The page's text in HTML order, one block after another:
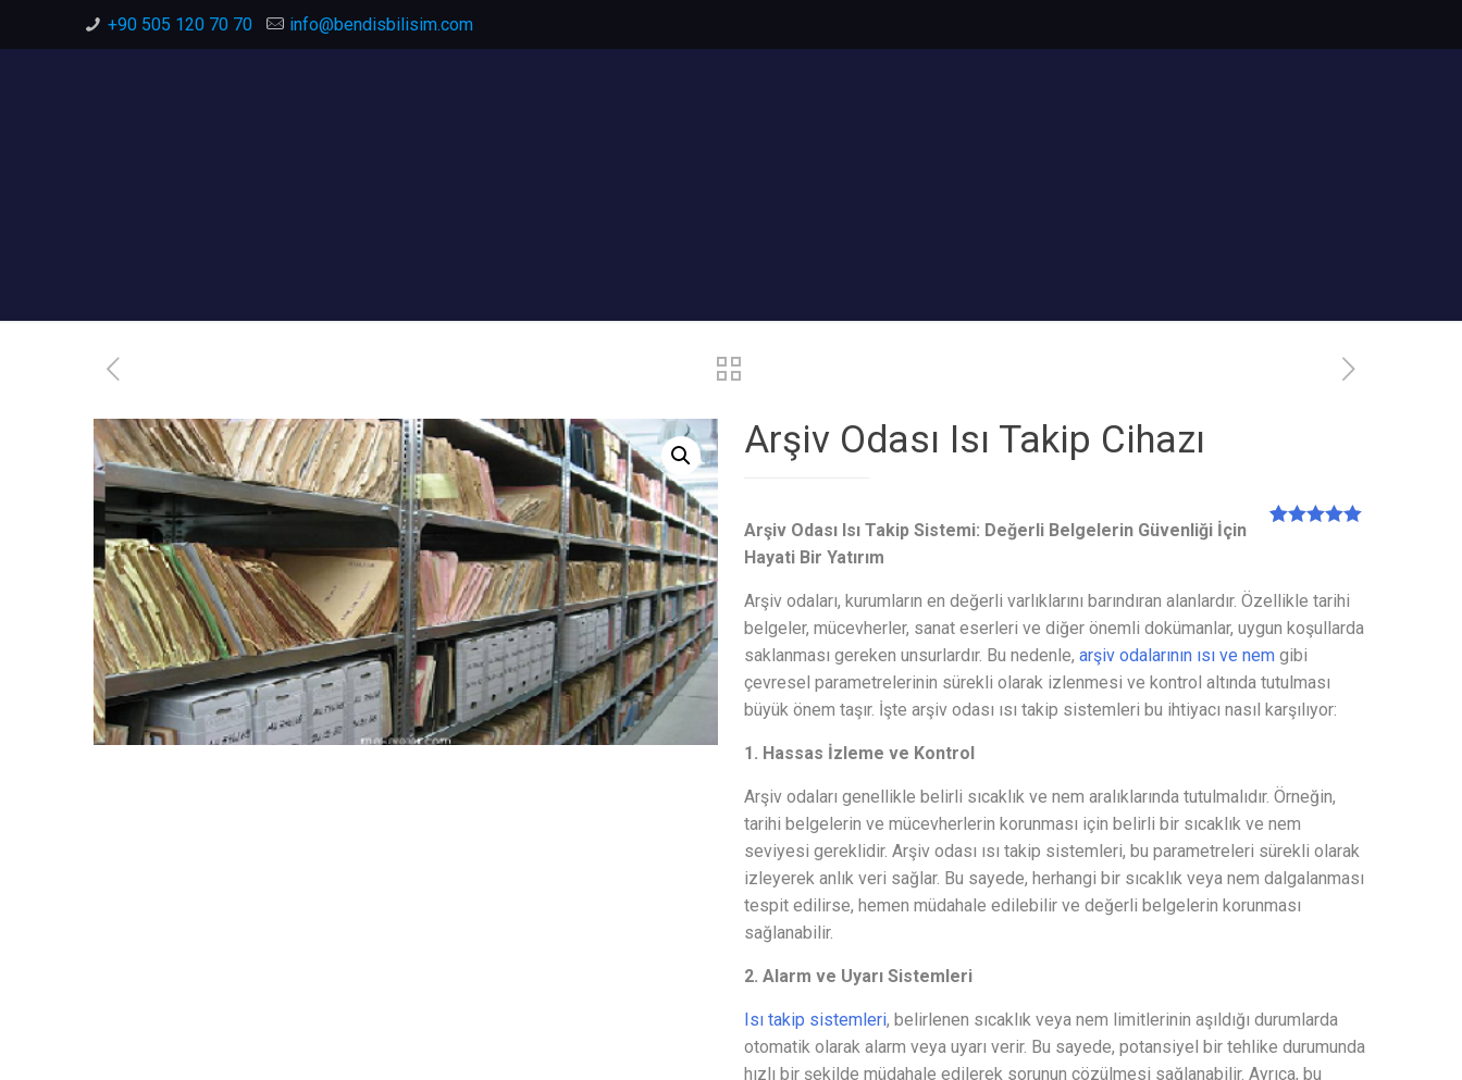
+90 505 120 70 70 info@bendisbilisim.com
Arşiv Odası Isı Takip Cihazı
üzerinden
5.00puan
aldı
Arşiv Odası Isı Takip Sistemi: Değerli Belgelerin Güvenliği İçin
Hayati Bir Yatırım
Arşiv odaları, kurumların en değerli varlıklarını barındıran alanlardır. Özellikle tarihi
belgeler, mücevherler, sanat eserleri ve diğer önemli dokümanlar, uygun koşullarda
saklanması gereken unsurlardır. Bu nedenle, arşiv odalarının ısı ve nemgibi
çevresel parametrelerinin sürekli olarak izlenmesi ve kontrol altında tutulması
büyük önem taşır. İşte arşiv odası ısı takip sistemleri bu ihtiyacı nasıl karşılıyor:
1. Hassas İzleme ve Kontrol
Arşiv odaları genellikle belirli sıcaklık ve nem aralıklarında tutulmalıdır. Örneğin,
tarihi belgelerin ve mücevherlerin korunması için belirli bir sıcaklık ve nem
seviyesi gereklidir. Arşiv odası ısı takip sistemleri, bu parametreleri sürekli olarak
izleyerek anlık veri sağlar. Bu sayede, herhangi bir sıcaklık veya nem dalgalanması
tespit edilirse, hemen müdahale edilebilir ve değerli belgelerin korunması
sağlanabilir.
2. Alarm ve Uyarı Sistemleri
Isı takip sistemleri, belirlenen sıcaklık veya nem limitlerinin aşıldığı durumlarda
otomatik olarak alarm veya uyarı verir. Bu sayede, potansiyel bir tehlike durumunda
hızlı bir şekilde müdahale edilerek sorunun çözülmesi sağlanabilir. Ayrıca, bu